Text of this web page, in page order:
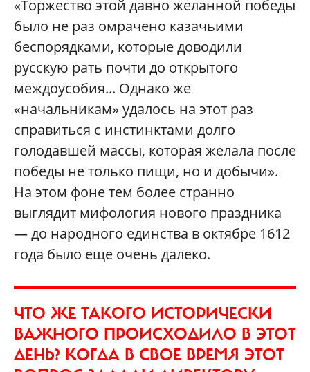
«Торжество этой давно желанной победы
было не раз омрачено казачьими
беспорядками, которые доводили
русскую рать почти до открытого
междоусобия... Однако же
«начальникам» удалось на этот раз
справиться с инстинктами долго
голодавшей массы, которая желала после
победы не только пищи, но и добычи».
На этом фоне тем более странно
выглядит мифология нового праздника
— до народного единства в октябре 1612
года было еще очень далеко.
ЧТО ЖЕ ТАКОГО ИСТОРИЧЕСКИ
ВАЖНОГО ПРОИСХОДИЛО В ЭТОТ
ДЕНЬ? КОГДА В СВОЕ ВРЕМЯ ЭТОТ